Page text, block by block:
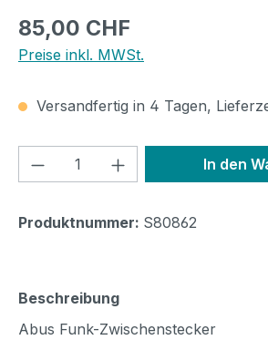
Regulärer Preis:
85,00 CHF
Preise inkl. MWSt.
Versandfertig in 4 Tagen,
Produkt Anzahl: GibIn den
Produktnummer: S80862
Beschreibung
Abus Funk-Zwischenstecker